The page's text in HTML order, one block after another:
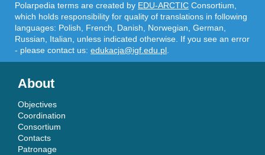
Polarpedia terms are created by EDU-ARCTIC Consortium,
which holds responsibility for quality of translations in following
languages: Polish, French, Danish, Norwegian, German,
Russian, Italian, unless indicated otherwise. If you see an error
- please contact us: edukacja@igf.edu.pl
About
Objectives
Coordination
Consortium
Contacts
Patronage